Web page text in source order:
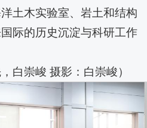
土木实验室、岩土和结构
际的历史沉淀与科研工作
白崇峻 摄影：白崇峻）